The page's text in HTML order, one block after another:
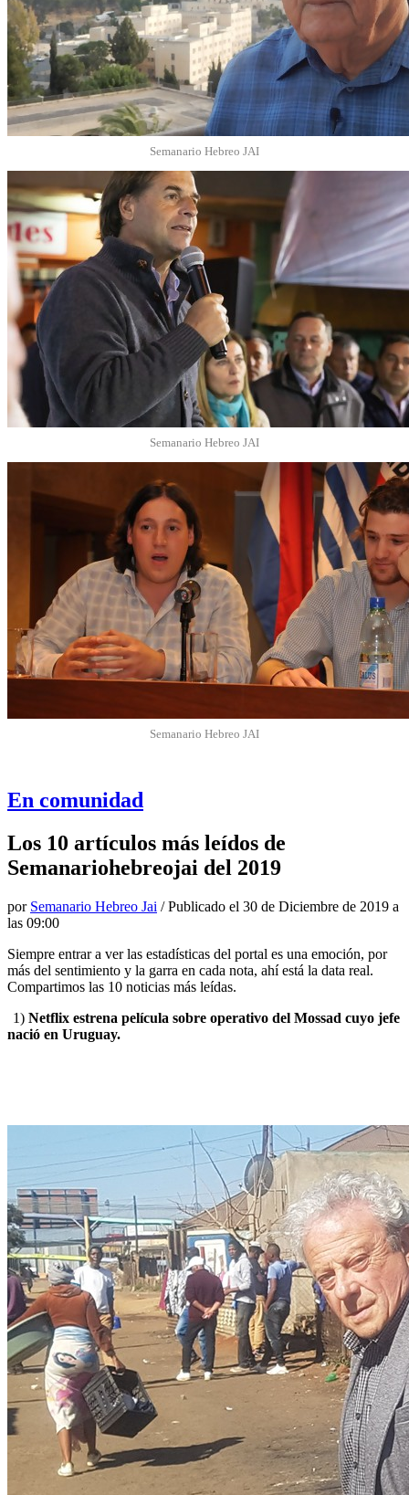
Semanario Hebreo JAI
Semanario Hebreo JAI
Semanario Hebreo JAI
En comunidad
Los 10 artículos más leídos de
Semanariohebreojai del 2019
por Semanario Hebreo Jai / Publicado el 30 de Diciembre de 2019 a
las 09:00
Siempre entrar a ver las estadísticas del portal es una emoción, por
más del sentimiento y la garra en cada nota, ahí está la data real.
Compartimos las 10 noticias más leídas.
1) Netflix estrena película sobre operativo del Mossad cuyo jefe
nació en Uruguay.